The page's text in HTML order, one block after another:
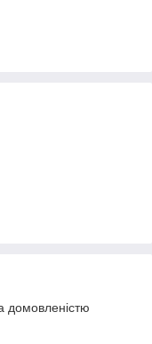
домовленістю